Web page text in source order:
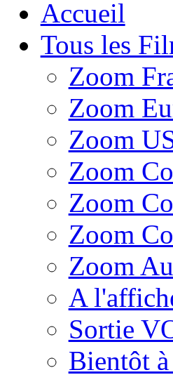
Accueil
Tous les
Zoom
Zoom
Zoom
Zoom
Zoom
Zoom
Zoom
A
Sortie
Bientôt